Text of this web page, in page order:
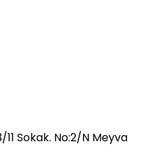
11 Sokak. No:2/N Meyva